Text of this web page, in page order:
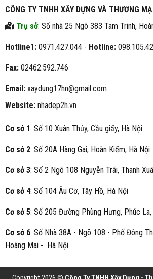
CÔNG TY TNHH XÂY DỰNG VÀ THƯƠNG
Trụ sở: Số nhà 25 Ngõ 383 Tam Trinh,
Hotline1:0971.427.044 - Hotline:
Fax:02462.592.746
Email:xaydung17hn@gmail.com
Website:nhadep2h.vn
Cơ sở 1: Số 10 Xuân Thủy, Cầu giấy, Hà Nội
Cơ sở 2: Số 20A Hàng Gai, Hoàn Kiếm, Hà Nội
Cơ sở 3: Số 2 Ngõ 108 Nguyễn Trãi, Thanh
Cơ sở 4: Số 104 Âu Cơ, Tây Hồ, Hà Nội
Cơ sở 5: Số 205 Đường Phùng Hưng, Phúc
Cơ sở 6: Số Nhà 38A - Ngõ 108 - Phố Đông
Hoàng Mai - Hà Nội